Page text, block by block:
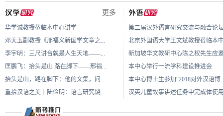
更多
华学诚教授莅临本中心讲学
邓天玉副教授《邢福义新国学文章之...
李宇明：三尺讲台就是人生天地——...
匡鹏飞：抬头是山 路在脚下——邢福...
抬头是山，路在脚下：他的文集，问...
重拾汉语之美｜陆俭明：语言研究饶...
第二届汉外语言研究交流与融合论
北京外国语大学王文斌教授莅临本
新加坡华文教研中心陈之权先生应
本中心举行一流学科建设推进会
本中心博士生参加“2018对外汉语博
汉英儿童故事讲述任务中完成体使